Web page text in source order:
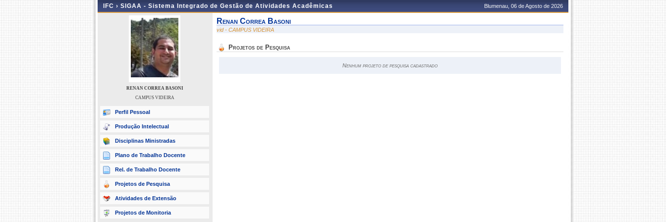
IFC › SIGAA - Sistema Integrado de Gestão de Atividades Acadêmicas Blumenau, 06 de Agosto de 2026
RENAN CORREA BASONI
CAMPUS VIDEIRA
Perfil Pessoal
Produção Intelectual
Disciplinas Ministradas
Plano de Trabalho Docente
Rel. de Trabalho Docente
Projetos de Pesquisa
Atividades de Extensão
Projetos de Monitoria
Renan Correa Basoni
vid - CAMPUS VIDEIRA
Projetos de Pesquisa
Nenhum projeto de pesquisa cadastrado